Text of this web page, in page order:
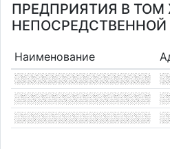
ПРЕДПРИЯТИЯ В
НЕПОСРЕДСТВЕННОЙ
Наименование